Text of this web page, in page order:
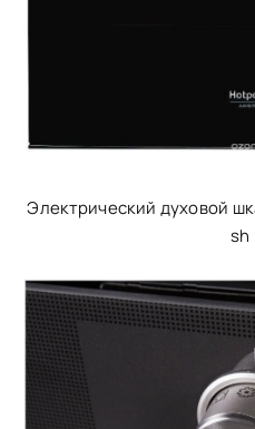
Электрический духовой
sh